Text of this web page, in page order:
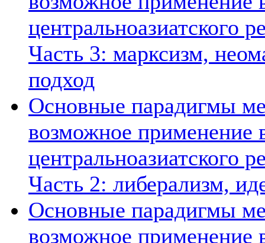
центральноазиатского
Часть 3: марксизм,
подход
Основные парадигмы
возможное применение
центральноазиатского
Часть 2: либерализм,
Основные парадигмы
возможное применение